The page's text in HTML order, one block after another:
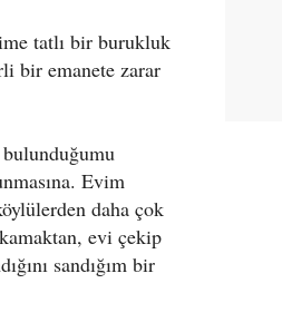
tatlı bir burukluk
bir emanete zarar
bulunduğumu
Evim
daha çok
evi çekip
sandığım bir